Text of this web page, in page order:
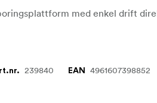
med enkel drift
239840 EAN 4961607398852